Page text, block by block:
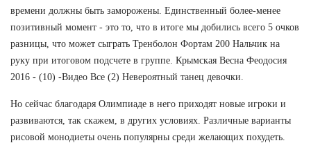
времени должны быть заморожены. Единственный более-менее
позитивный момент - это то, что в итоге мы добились всего 5 очков
разницы, что может сыграть Тренболон Фортам 200 Нальчик на
руку при итоговом подсчете в группе. Крымская Весна Феодосия
2016 - (10) -Видео Все (2) Невероятный танец девочки.
Но сейчас благодаря Олимпиаде в него приходят новые игроки и
развиваются, так скажем, в других условиях. Различные варианты
рисовой монодиеты очень популярны среди желающих похудеть.